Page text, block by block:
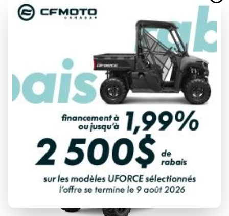
CFMOTO 2026
CFORCE 110 CLASSIC
3 299 $
DÉCOUVRIR CE MODÈLE